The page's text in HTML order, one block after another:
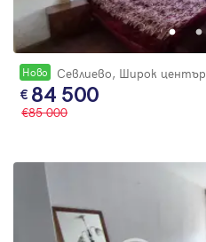
Новo Севлиево, Широк център
84 500
85 000